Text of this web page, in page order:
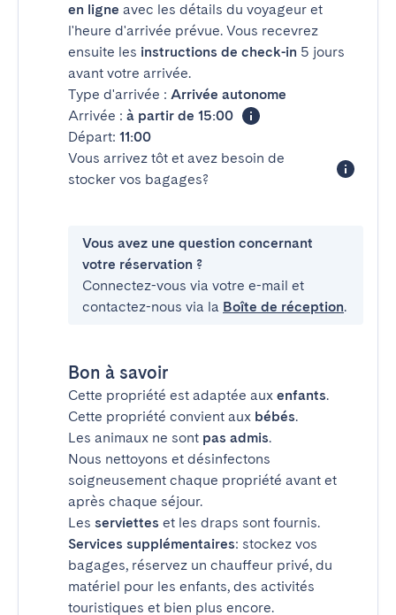
en ligne avec les détails du voyageur et
l'heure d'arrivée prévue. Vous recevrez
ensuite les instructions de check-in 5 jours
avant votre arrivée.
Type d'arrivée : Arrivée autonome
Arrivée : à partir de 15:00
Départ: 11:00
Vous arrivez tôt et avez besoin de
stocker vos bagages?
Vous avez une question concernant
votre réservation ?
Connectez-vous via votre e-mail et
contactez-nous via la Boîte de réception.
Bon à savoir
Cette propriété est adaptée aux enfants.
Cette propriété convient aux bébés.
Les animaux ne sont pas admis.
Nous nettoyons et désinfectons
soigneusement chaque propriété avant et
après chaque séjour.
Les serviettes et les draps sont fournis.
Services supplémentaires: stockez vos
bagages, réservez un chauffeur privé, du
matériel pour les enfants, des activités
touristiques et bien plus encore.